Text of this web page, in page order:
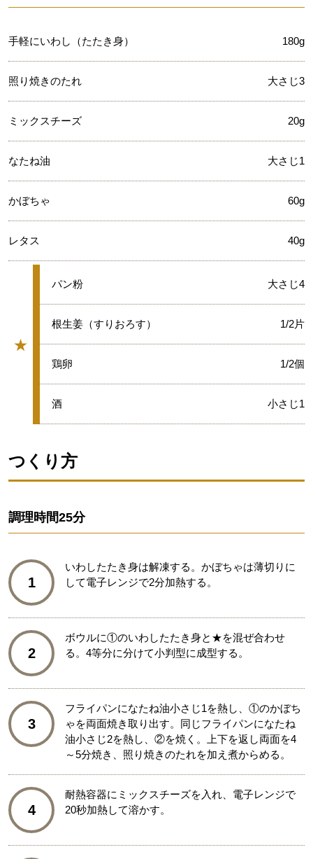
手軽にいわし（たたき身） 180g
照り焼きのたれ 大さじ3
ミックスチーズ 20g
なたね油 大さじ1
かぼちゃ 60g
レタス 40g
★
グループ
★
パン粉 大さじ4
★
根生姜（すりおろす） 1/2片
★
鶏卵 1/2個
★
酒 小さじ1
つくり方
調理時間25分
1
いわしたたき身は解凍する。かぼちゃは薄切りに
して電子レンジで2分加熱する。
2
ボウルに①のいわしたたき身と★を混ぜ合わせ
る。4等分に分けて小判型に成型する。
3
フライパンになたね油小さじ1を熱し、①のかぼち
ゃを両面焼き取り出す。同じフライパンになたね
油小さじ2を熱し、②を焼く。上下を返し両面を4
～5分焼き、照り焼きのたれを加え煮からめる。
4
耐熱容器にミックスチーズを入れ、電子レンジで
20秒加熱して溶かす。